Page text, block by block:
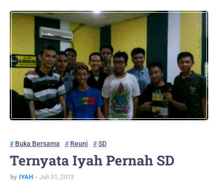
Buka Bersama Reuni SD
Ternyata Iyah Pernah SD
by IYAH Juli 31, 2013